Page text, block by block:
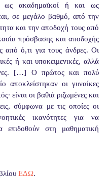
ως ακαδημαϊκοί ή και ως
σε μεγάλο βαθμό, από την
και την αποδοχή τους από
πρόσβασης και αποδοχής
από ό,τι για τους άνδρες. Οι
ή και υποκειμενικές, αλλά
[…] Ο πρώτος και πολύ
αποκλείστηκαν οι γυναίκες
είναι οι βαθιά ριζωμένες και
σύμφωνα με τις οποίες οι
ικανότητες για να
στη μαθηματική
ΕΔΩ.